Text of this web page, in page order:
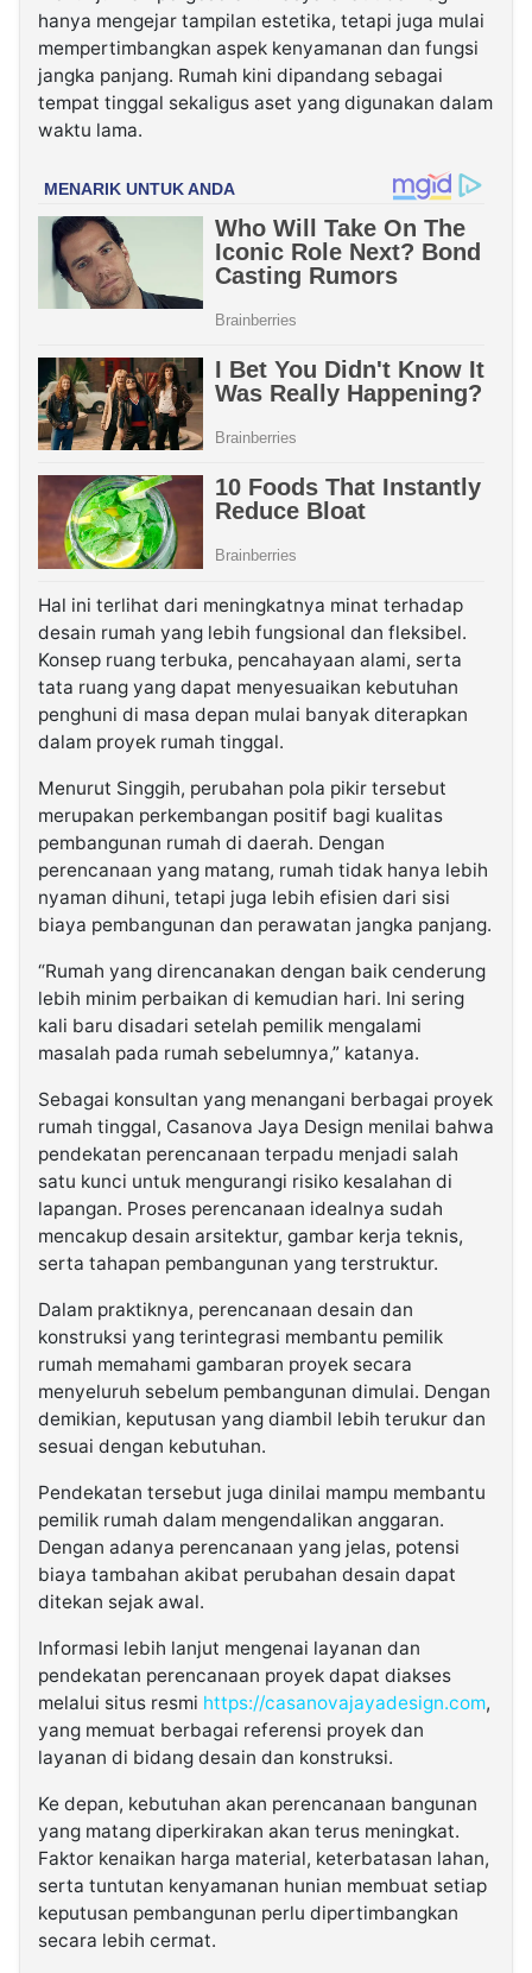
hanya mengejar tampilan estetika, tetapi juga mulai
mempertimbangkan aspek kenyamanan dan fungsi
jangka panjang. Rumah kini dipandang sebagai
tempat tinggal sekaligus aset yang digunakan dalam
waktu lama.
Hal ini terlihat dari meningkatnya minat terhadap
desain rumah yang lebih fungsional dan fleksibel.
Konsep ruang terbuka, pencahayaan alami, serta
tata ruang yang dapat menyesuaikan kebutuhan
penghuni di masa depan mulai banyak diterapkan
dalam proyek rumah tinggal.
Menurut Singgih, perubahan pola pikir tersebut
merupakan perkembangan positif bagi kualitas
pembangunan rumah di daerah. Dengan
perencanaan yang matang, rumah tidak hanya lebih
nyaman dihuni, tetapi juga lebih efisien dari sisi
biaya pembangunan dan perawatan jangka panjang.
“Rumah yang direncanakan dengan baik cenderung
lebih minim perbaikan di kemudian hari. Ini sering
kali baru disadari setelah pemilik mengalami
masalah pada rumah sebelumnya,” katanya.
Sebagai konsultan yang menangani berbagai proyek
rumah tinggal, Casanova Jaya Design menilai bahwa
pendekatan perencanaan terpadu menjadi salah
satu kunci untuk mengurangi risiko kesalahan di
lapangan. Proses perencanaan idealnya sudah
mencakup desain arsitektur, gambar kerja teknis,
serta tahapan pembangunan yang terstruktur.
Dalam praktiknya, perencanaan desain dan
konstruksi yang terintegrasi membantu pemilik
rumah memahami gambaran proyek secara
menyeluruh sebelum pembangunan dimulai. Dengan
demikian, keputusan yang diambil lebih terukur dan
sesuai dengan kebutuhan.
Pendekatan tersebut juga dinilai mampu membantu
pemilik rumah dalam mengendalikan anggaran.
Dengan adanya perencanaan yang jelas, potensi
biaya tambahan akibat perubahan desain dapat
ditekan sejak awal.
Informasi lebih lanjut mengenai layanan dan
pendekatan perencanaan proyek dapat diakses
melalui situs resmi https://casanovajayadesign.com,
yang memuat berbagai referensi proyek dan
layanan di bidang desain dan konstruksi.
Ke depan, kebutuhan akan perencanaan bangunan
yang matang diperkirakan akan terus meningkat.
Faktor kenaikan harga material, keterbatasan lahan,
serta tuntutan kenyamanan hunian membuat setiap
keputusan pembangunan perlu dipertimbangkan
secara lebih cermat.